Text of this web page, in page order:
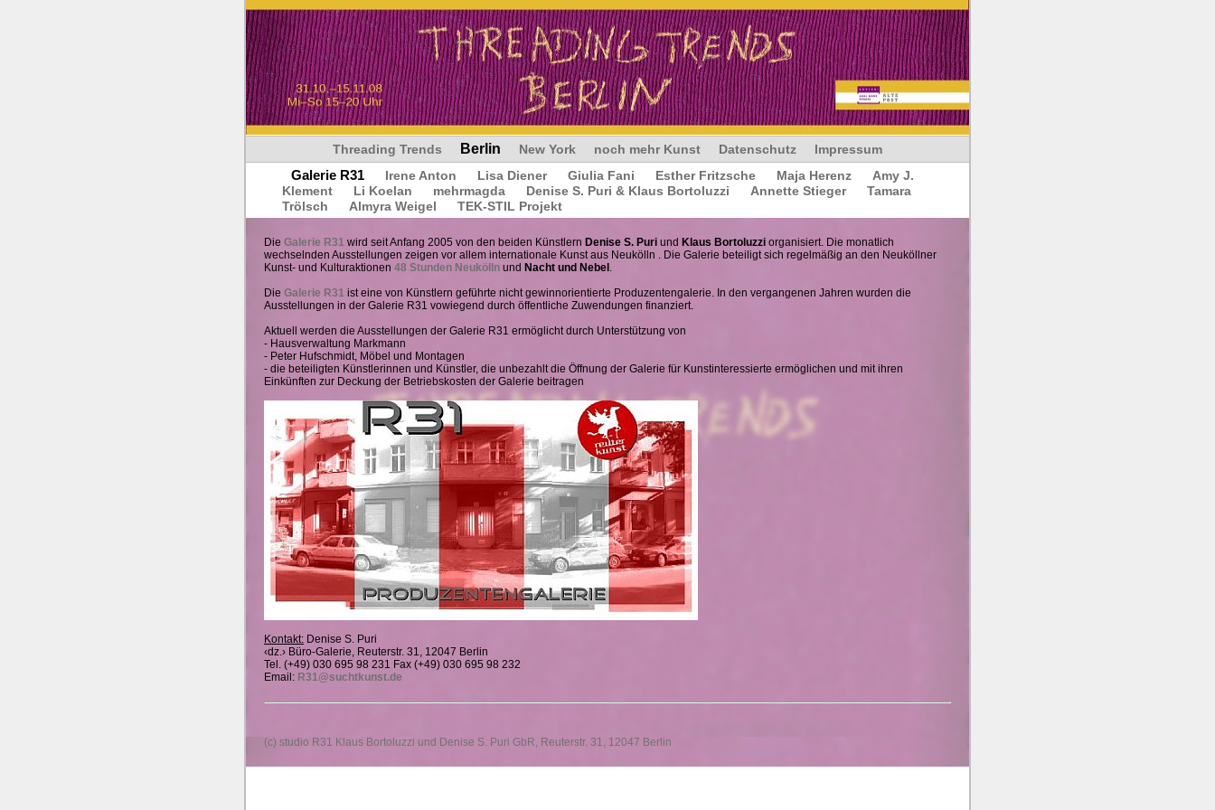
Threading Trends Berlin New York noch mehr Kunst Datenschutz Impressum
Galerie R31 Irene Anton Lisa Diener Giulia Fani Esther Fritzsche Maja Herenz
Amy J.
Klement
Li Koelan mehrmagda Denise S. Puri & Klaus Bortoluzzi Annette Stieger
Tamara
Trölsch
Almyra Weigel TEK‑STIL Projekt
Die Galerie R31 wird seit Anfang 2005 von den beiden Künstlern Denise S. Puri und Klaus Bortoluzzi organisiert. Die monatlich
wechselnden Ausstellungen zeigen vor allem internationale Kunst aus Neukölln . Die Galerie beteiligt sich regelmäßig an den Neuköllner
Kunst- und Kulturaktionen 48 Stunden Neukölln und Nacht und Nebel .
Die Galerie R31 ist eine von Künstlern geführte nicht gewinnorientierte Produzentengalerie. In den vergangenen Jahren wurden die
Ausstellungen in der Galerie R31 vowiegend durch öffentliche Zuwendungen finanziert.
Aktuell werden die Ausstellungen der Galerie R31 ermöglicht durch Unterstützung von
- Hausverwaltung Markmann
- Peter Hufschmidt, Möbel und Montagen
- die beteiligten Künstlerinnen und Künstler, die unbezahlt die Öffnung der Galerie für Kunstinteressierte ermöglichen und mit ihren
Einkünften zur Deckung der Betriebskosten der Galerie beitragen
Kontakt: Denise S. Puri
‹dz.› Büro-Galerie, Reuterstr. 31, 12047 Berlin
Tel. (+49) 030 695 98 231 Fax (+49) 030 695 98 232
Email: R31@suchtkunst.de
(c) studio R31 Klaus Bortoluzzi und Denise S. Puri GbR, Reuterstr. 31, 12047 Berlin